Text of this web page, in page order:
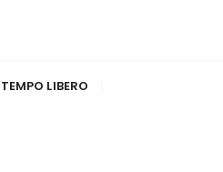
LIBERO